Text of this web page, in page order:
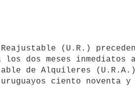
dos meses inmediatos
de Alquileres (U.R.A.)
ciento noventa y